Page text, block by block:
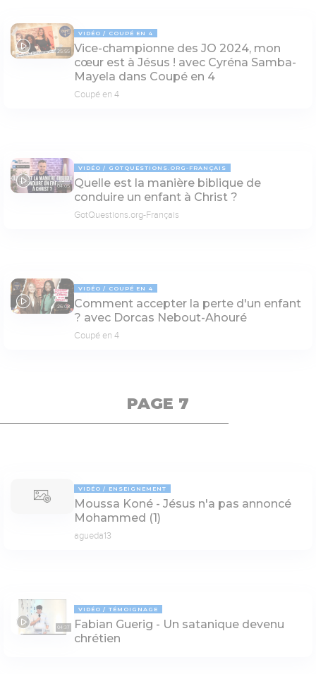
25:55
VIDÉO COUPÉ EN 4
Vice-championne des JO 2024, mon
cœur est à Jésus ! avec Cyréna Samba-
Mayela dans Coupé en 4
Coupé en 4
04:05
VIDÉO GOTQUESTIONS.ORG-FRANÇAIS
Quelle est la manière biblique de
conduire un enfant à Christ ?
GotQuestions.org-Français
26:08
VIDÉO COUPÉ EN 4
Comment accepter la perte d'un enfant
? avec Dorcas Nebout-Ahouré
Coupé en 4
PAGE 7
VIDÉO ENSEIGNEMENT
Moussa Koné - Jésus n'a pas annoncé
Mohammed (1)
agueda13
04:37
VIDÉO TÉMOIGNAGE
Fabian Guerig - Un satanique devenu
chrétien